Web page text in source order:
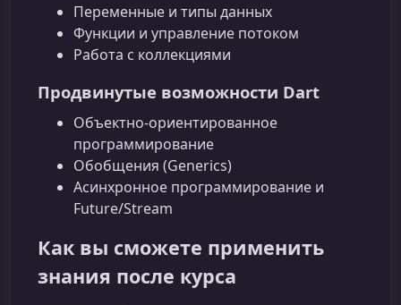
Переменные и типы данных
Функции и управление потоком
Работа с коллекциями
Продвинутые возможности Dart
Объектно‑ориентированное
программирование
Обобщения (Generics)
Асинхронное программирование и
Future/Stream
Как вы сможете применить
знания после курса